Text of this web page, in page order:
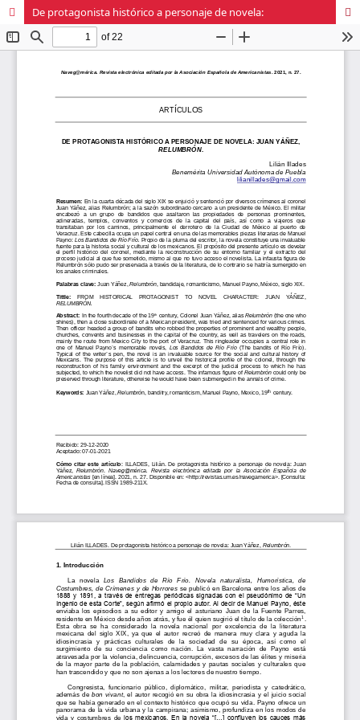
De protagonista histórico a personaje de novela: